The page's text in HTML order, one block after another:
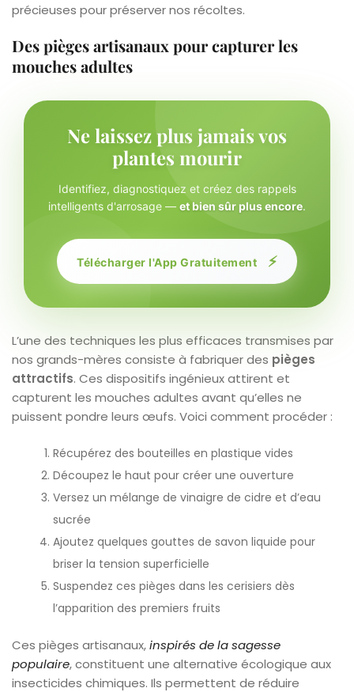
précieuses pour préserver nos récoltes.
Des pièges artisanaux pour capturer les
mouches adultes
Ne laissez plus jamais vos
plantes mourir
Identifiez, diagnostiquez et créez des rappels
intelligents d'arrosage — et bien sûr plus encore.
Télécharger l'App Gratuitement ⚡
L’une des techniques les plus efficaces transmises par
nos grands-mères consiste à fabriquer des pièges
attractifs. Ces dispositifs ingénieux attirent et
capturent les mouches adultes avant qu’elles ne
puissent pondre leurs œufs. Voici comment procéder :
Récupérez des bouteilles en plastique vides
Découpez le haut pour créer une ouverture
Versez un mélange de vinaigre de cidre et d’eau
sucrée
Ajoutez quelques gouttes de savon liquide pour
briser la tension superficielle
Suspendez ces pièges dans les cerisiers dès
l’apparition des premiers fruits
Ces pièges artisanaux,inspirés de la sagesse
populaire, constituent une alternative écologique aux
insecticides chimiques. Ils permettent de réduire